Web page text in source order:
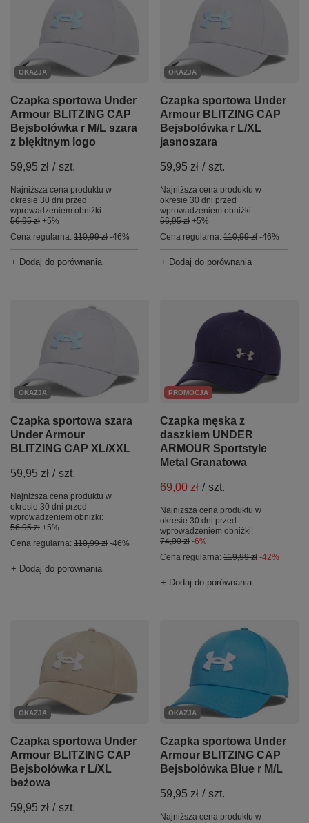
OKAZJA
Czapka sportowa Under
Armour BLITZING CAP
Bejsbolówka r M/L szara
z błękitnym logo
59,95 zł / szt.
Najniższa cena produktu w
okresie 30 dni przed
wprowadzeniem obniżki:
56,95 zł +5%
Cena regularna: 110,99 zł -46%
+ Dodaj do porównania
OKAZJA
Czapka sportowa Under
Armour BLITZING CAP
Bejsbolówka r L/XL
jasnoszara
59,95 zł / szt.
Najniższa cena produktu w
okresie 30 dni przed
wprowadzeniem obniżki:
56,95 zł +5%
Cena regularna: 110,99 zł -46%
+ Dodaj do porównania
OKAZJA
Czapka sportowa szara
Under Armour
BLITZING CAP XL/XXL
59,95 zł / szt.
Najniższa cena produktu w
okresie 30 dni przed
wprowadzeniem obniżki:
56,95 zł +5%
Cena regularna: 110,99 zł -46%
+ Dodaj do porównania
PROMOCJA
Czapka męska z
daszkiem UNDER
ARMOUR Sportstyle
Metal Granatowa
69,00 zł / szt.
Najniższa cena produktu w
okresie 30 dni przed
wprowadzeniem obniżki:
74,00 zł -6%
Cena regularna: 119,99 zł -42%
+ Dodaj do porównania
OKAZJA
Czapka sportowa Under
Armour BLITZING CAP
Bejsbolówka r L/XL
beżowa
59,95 zł / szt.
OKAZJA
Czapka sportowa Under
Armour BLITZING CAP
Bejsbolówka Blue r M/L
59,95 zł / szt.
Najniższa cena produktu w